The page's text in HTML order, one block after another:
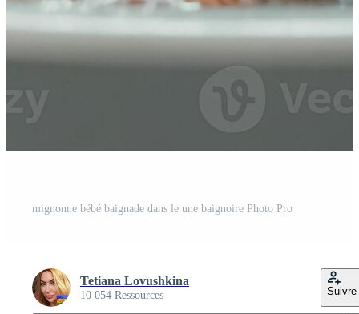
mignonne bébé baignade dans le une baignoire Photo Pro
Tetiana Lovushkina
10 054 Ressources Suivre